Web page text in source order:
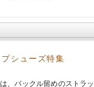
シューズ特集
、バックル留めのストラ